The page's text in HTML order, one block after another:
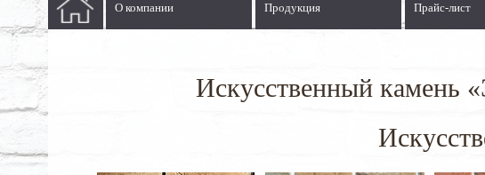
О компании Продукция Прайс-лист
Искусственный камень